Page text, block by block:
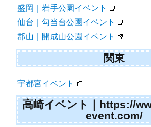
盛岡｜岩手公園イベント
仙台｜勾当台公園イベント
郡山｜開成山公園イベント
関東
宇都宮イベント
高崎イベント｜https://
event.com/